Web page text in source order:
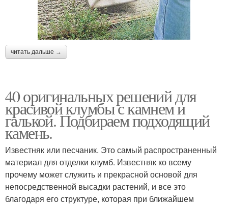
читать дальше →
40 оригинальных решений для
красивой клумбы с камнем и
галькой. Подбираем подходящий
камень.
Известняк или песчаник. Это самый распространенный
материал для отделки клумб. Известняк ко всему
прочему может служить и прекрасной основой для
непосредственной высадки растений, и все это
благодаря его структуре, которая при ближайшем